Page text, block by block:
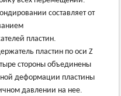
составляетот
пластин.
пластин по оси Z
стороны объединены
деформации пластины
давлении на нее.